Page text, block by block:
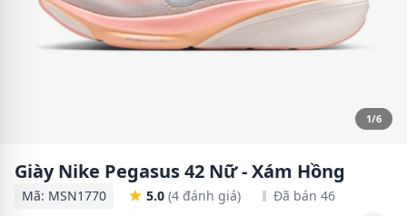
1/6
Giày Nike Pegasus 42 Nữ - Xám Hồng
Mã: MSN1770 5.0 (4 đánh giá) Đã bán 46